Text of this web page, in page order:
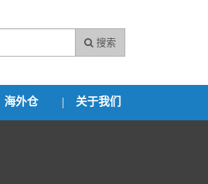
搜索
海外仓 关于我们